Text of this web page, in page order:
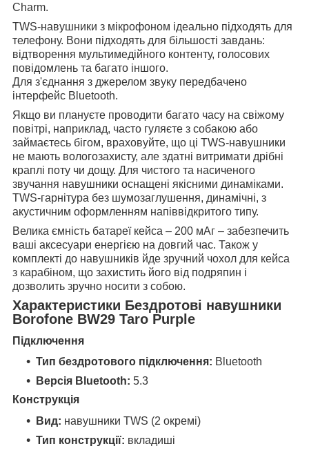
Charm.
TWS-навушники з мікрофоном ідеально підходять для
телефону. Вони підходять для більшості завдань:
відтворення мультимедійного контенту, голосових
повідомлень та багато іншого.
Для з'єднання з джерелом звуку передбачено
інтерфейс Bluetooth.
Якщо ви плануєте проводити багато часу на свіжому
повітрі, наприклад, часто гуляєте з собакою або
займаєтесь бігом, враховуйте, що ці TWS-навушники
не мають вологозахисту, але здатні витримати дрібні
краплі поту чи дощу. Для чистого та насиченого
звучання навушники оснащені якісними динаміками.
TWS-гарнітура без шумозаглушення, динамічні, з
акустичним оформленням напіввідкритого типу.
Велика ємність батареї кейса – 200 мАг – забезпечить
ваші аксесуари енергією на довгий час. Також у
комплекті до навушників йде зручний чохол для кейса
з карабіном, що захистить його від подряпин і
дозволить зручно носити з собою.
Характеристики Бездротові навушники
Borofone BW29 Taro Purple
Підключення
Тип бездротового підключення: Bluetooth
Версія Bluetooth: 5.3
Конструкція
Вид: навушники TWS (2 окремі)
Тип конструкції: вкладиші